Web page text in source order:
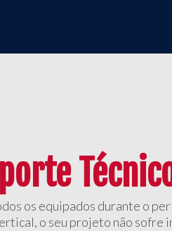
os equipados durante o
o seu projeto não sofre